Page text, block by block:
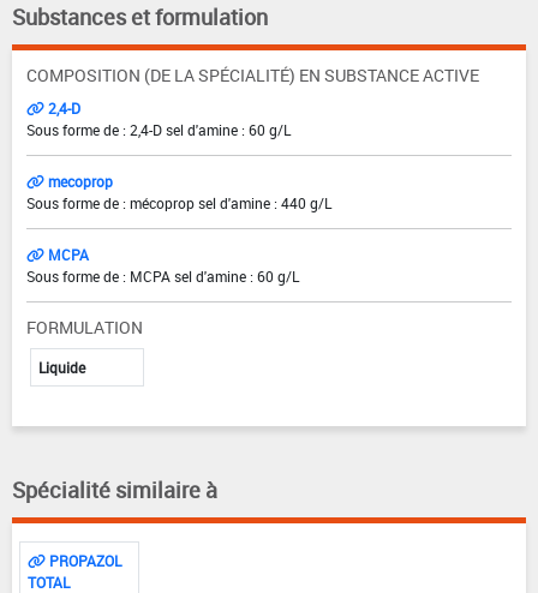
Substances et formulation
COMPOSITION (DE LA SPÉCIALITÉ) EN SUBSTANCE ACTIVE
2,4-D
Sous forme de : 2,4-D sel d'amine : 60 g/L
mecoprop
Sous forme de : mécoprop sel d'amine : 440 g/L
MCPA
Sous forme de : MCPA sel d'amine : 60 g/L
FORMULATION
Liquide
Spécialité similaire à
PROPAZOL
TOTAL